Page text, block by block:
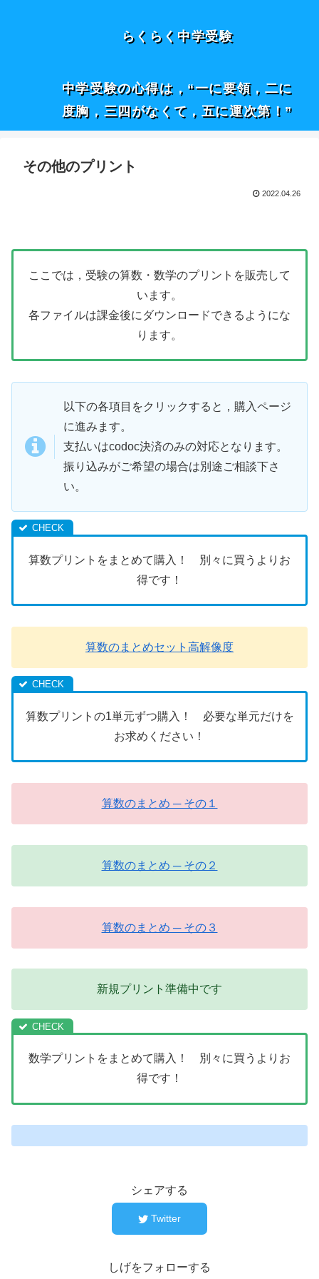
らくらく中学受験
中学受験の心得は，“一に要領，二に
度胸，三四がなくて，五に運次第！”
その他のプリント
2022.04.26
ここでは，受験の算数・数学のプリントを販売して
います。
各ファイルは課金後にダウンロードできるようにな
ります。
以下の各項目をクリックすると，購入ページ
に進みます。
支払いはcodoc決済のみの対応となります。
振り込みがご希望の場合は別途ご相談下さ
い。
算数プリントをまとめて購入！ 別々に買うよりお
得です！
算数のまとめセット高解像度
算数プリントの1単元ずつ購入！ 必要な単元だけを
お求めください！
算数のまとめ ─ その１
算数のまとめ ─ その２
算数のまとめ ─ その３
新規プリント準備中です
数学プリントをまとめて購入！ 別々に買うよりお
得です！
シェアする
Twitter
しげをフォローする